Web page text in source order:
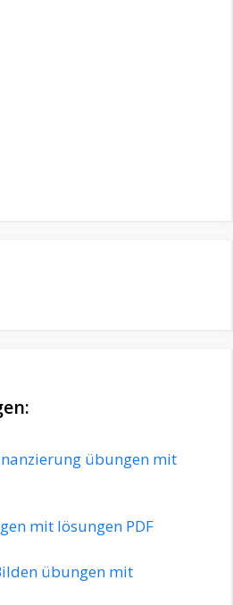
übungen mit
mit lösungen PDF
übungen mit